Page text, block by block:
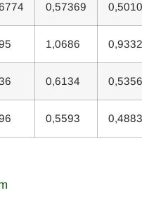
0,57369
1,0686 0,9332
0,6134 0,5356
0,5593 0,4883